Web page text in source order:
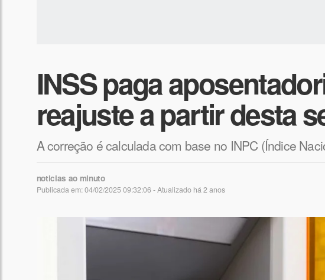
INSS paga
reajuste a partir desta
A correção é calculada com base no INPC (Índice
noticias ao minuto
Publicada em: 04/02/2025 09:32:06 - Atualizado há 2 anos